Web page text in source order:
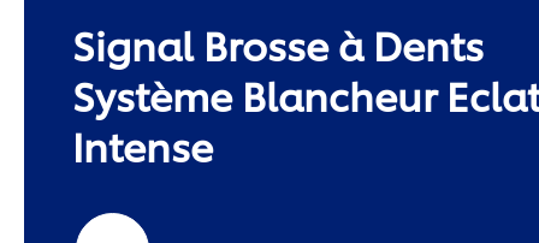
Signal Brosse à Dents
Système Blancheur
Intense